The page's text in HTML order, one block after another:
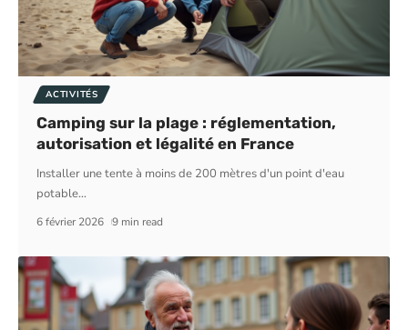
ACTIVITÉS
Camping sur la plage : réglementation,
autorisation et légalité en France
Installer une tente à moins de 200 mètres d'un point d'eau
potable…
6 février 2026 9 min read